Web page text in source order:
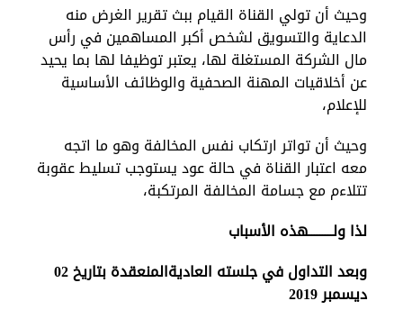
وحيث أن تولي القناة القيام ببث تقرير الغرض منه
الدعاية والتسويق لشخص أكبر المساهمين في رأس
مال الشركة المستغلة لها، يعتبر توظيفا لها بما يحيد
عن أخلاقيات المهنة الصحفية والوظائف الأساسية
للإعلام،
وحيث أن تواتر ارتكاب نفس المخالفة وهو ما اتجه
معه اعتبار القناة في حالة عود يستوجب تسليط عقوبة
تتلاءم مع جسامة المخالفة المرتكبة،
لذا ولـــــــــهذه الأسباب
وبعد التداول في جلسته العادية
المنعقدة بتاريخ 02
ديسمبر 2019